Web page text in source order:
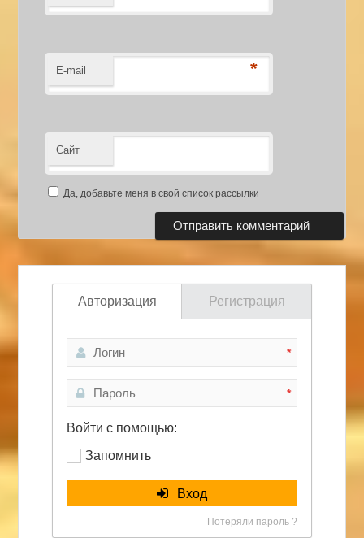
E-mail *
Сайт
Да, добавьте меня в свой список рассылки
Авторизация Регистрация
*
*
Войти с помощью:
Запомнить
Вход
Потеряли пароль ?